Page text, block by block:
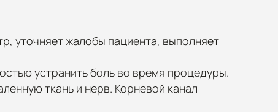
уточняет жалобы пациента, выполняет
устранить боль во время процедуры.
ткань и нерв. Корневой канал